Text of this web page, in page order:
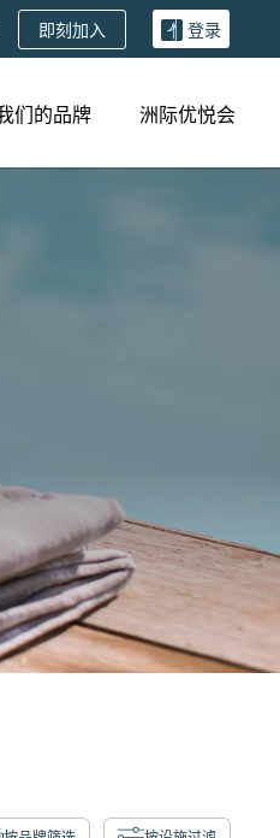
即刻加入 登录
们的品牌 洲际优悦会